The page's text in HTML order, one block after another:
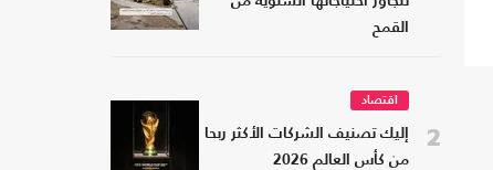
القمح
2
اقتصاد
إليك تصنيف الشركات الأكثر ربحا
من كأس العالم 2026